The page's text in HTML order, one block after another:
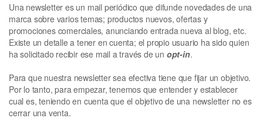
Una newsletter es un mail periódico que difunde novedades de una
marca sobre varios temas; productos nuevos, ofertas y
promociones comerciales, anunciando entrada nueva al blog, etc.
Existe un detalle a tener en cuenta; el propio usuario ha sido quien
ha solicitado recibir ese mail a través de un opt-in.
Para que nuestra newsletter sea efectiva tiene que fijar un objetivo.
Por lo tanto, para empezar, tenemos que entender y establecer
cual es, teniendo en cuenta que el objetivo de una newsletter no es
cerrar una venta.